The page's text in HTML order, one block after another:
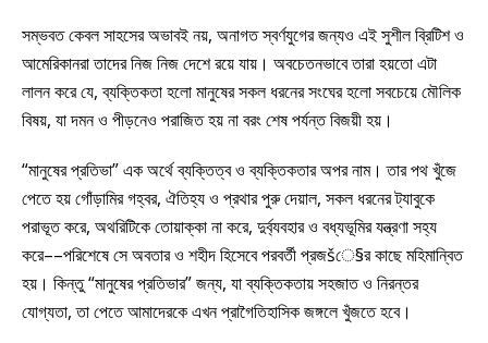
সম্ভবত কেবল সাহসের অভাবই নয়, অনাগত স্বর্ণযুগের জন্যও এই সুশীল ব্রিটিশ ও
আমেরিকানরা তাদের নিজ নিজ দেশে রয়ে যায়। অবচেতনভাবে তারা হয়তো এটা
লালন করে যে, ব্যক্তিকতা হলো মানুষের সকল ধরনের সংঘের হলো সবচেয়ে মৌলিক
বিষয়, যা দমন ও পীড়নেও পরাজিত হয় না বরং শেষ পর্যন্ত বিজয়ী হয়।
“মানুষের প্রতিভা” এক অর্থে ব্যক্তিত্ব ও ব্যক্তিকতার অপর নাম। তার পথ খুঁজে
পেতে হয় গোঁড়ামির গহ্বর, ঐতিহ্য ও প্রথার পুরু দেয়াল, সকল ধরনের ট্যাবুকে
পরাভূত করে, অথরিটিকে তোয়াক্কা না করে, দুর্ব্যবহার ও বধ্যভূমির যন্ত্রণা সহ্য
করে––পরিশেষে সে অবতার ও শহীদ হিসেবে পরবর্তী প্রজšে§র কাছে মহিমান্বিত
হয়। কিন্তু “মানুষের প্রতিভার” জন্য, যা ব্যক্তিকতায় সহজাত ও নিরন্তর
যোগ্যতা, তা পেতে আমাদেরকে এখন প্রাগৈতিহাসিক জঙ্গলে খুঁজতে হবে।